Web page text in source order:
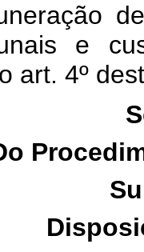
e
art. 4º